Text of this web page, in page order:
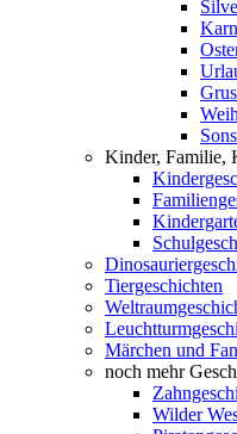
Kinder, Familie,
Tiergeschichten
Märchen und
noch mehr
Wilder